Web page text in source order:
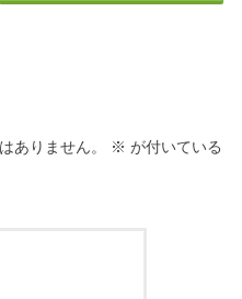
ありません。 ※ が付いている